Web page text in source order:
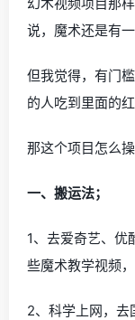
说，魔术还是有一
但我觉得，有门
的人吃到里面的
那这个项目怎么操
一、搬运法；
1、去爱奇艺、优
些魔术教学视频
2、科学上网，